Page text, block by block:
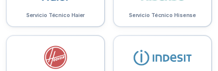
Servicio Técnico Haier Servicio Técnico Hisense